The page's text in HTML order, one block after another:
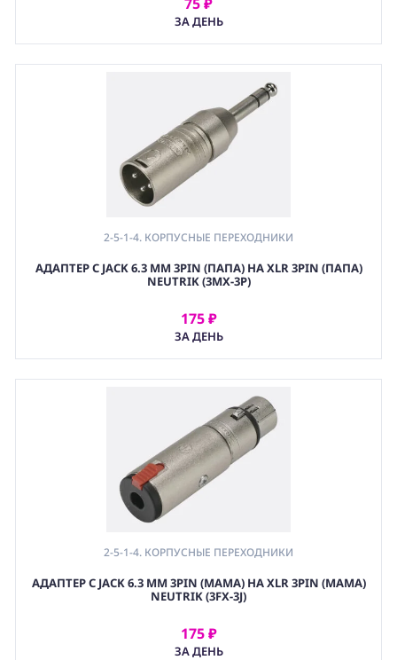
ЗА ДЕНЬ
АРЕНДОВАТЬ
2-5-1-4. КОРПУСНЫЕ ПЕРЕХОДНИКИ
АДАПТЕР С JACK 6.3 ММ 3PIN (ПАПА) НА XLR 3PIN (ПАПА)
NEUTRIK (3MX-3P)
175 ₽
ЗА ДЕНЬ
АРЕНДОВАТЬ
2-5-1-4. КОРПУСНЫЕ ПЕРЕХОДНИКИ
АДАПТЕР С JACK 6.3 ММ 3PIN (МАМА) НА XLR 3PIN (МАМА)
NEUTRIK (3FX-3J)
175 ₽
ЗА ДЕНЬ
АРЕНДОВАТЬ